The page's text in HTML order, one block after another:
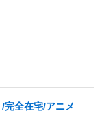
完全在宅/アニメ